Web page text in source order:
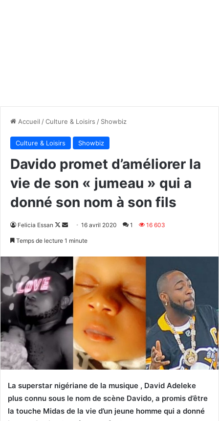
Accueil /Culture & Loisirs / Showbiz
Culture & Loisirs Showbiz
Davido promet d’améliorer la
vie de son « jumeau » qui a
donné son nom à son fils
Felicia Essan
Follow
Envoyer16 avril 2020 1 16 603
Temps de lecture 1 minute
La superstar nigériane de la musique , David Adeleke
plus connu sous le nom de scène Davido, a promis d’être
la touche Midas de la vie d’un jeune homme qui a donné